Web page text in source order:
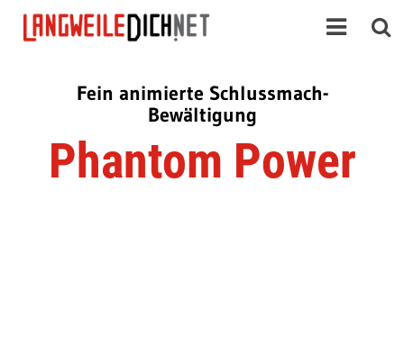
Fein animierte Schlussmach-
Bewältigung
Phantom Power